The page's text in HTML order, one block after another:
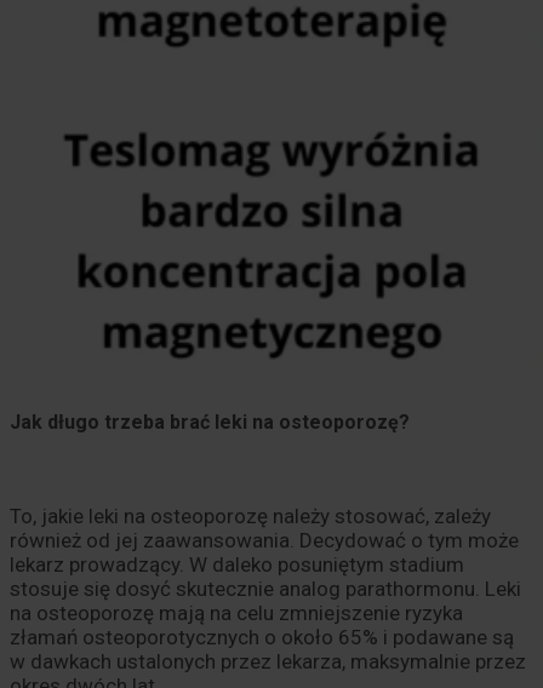
Jak długo trzeba brać leki na osteoporozę?
To, jakie leki na osteoporozę należy stosować, zależy
również od jej zaawansowania. Decydować o tym może
lekarz prowadzący. W daleko posuniętym stadium
stosuje się dosyć skutecznie analog parathormonu. Leki
na osteoporozę mają na celu zmniejszenie ryzyka
złamań osteoporotycznych o około 65% i podawane są
w dawkach ustalonych przez lekarza, maksymalnie przez